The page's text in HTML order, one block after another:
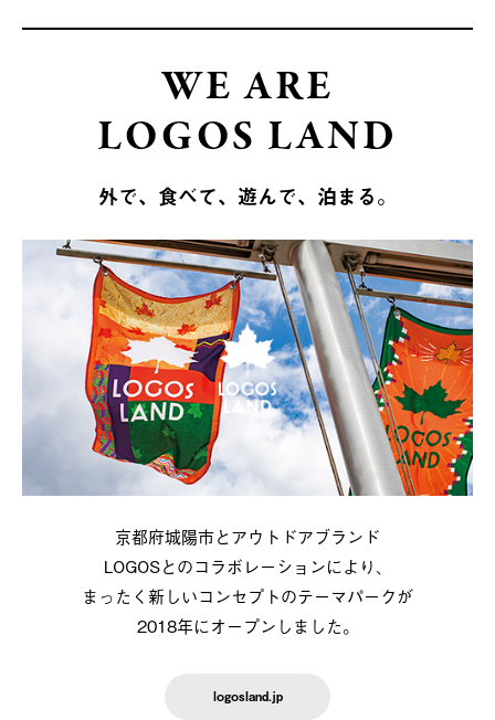
WE ARE
LOGOS LAND
外で、食べて、遊んで、泊まる。
京都府城陽市とアウトドアブランド
LOGOSとのコラボレーションにより、
まったく新しいコンセプトのテーマパークが
2018年にオープンしました。
logosland.jp